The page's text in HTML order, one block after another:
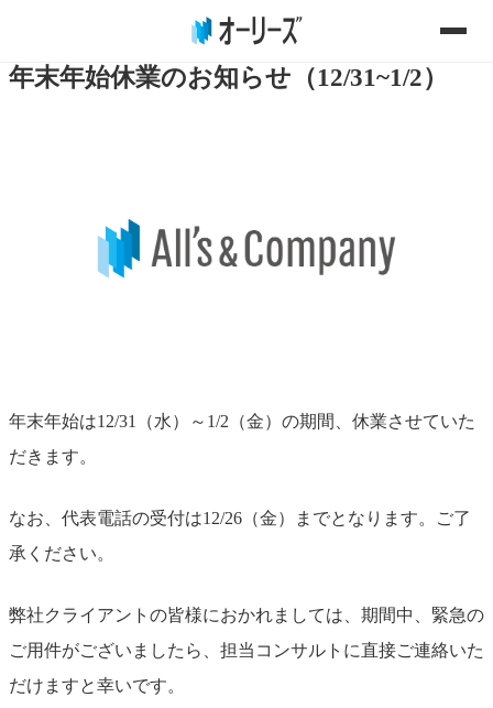
年末年始休業のお知らせ（12/31~1/2）
年末年始は12/31（水）～1/2（金）の期間、休業させていた
だきます。
なお、代表電話の受付は12/26（金）までとなります。ご了
承ください。
弊社クライアントの皆様におかれましては、期間中、緊急の
ご用件がございましたら、担当コンサルトに直接ご連絡いた
だけますと幸いです。